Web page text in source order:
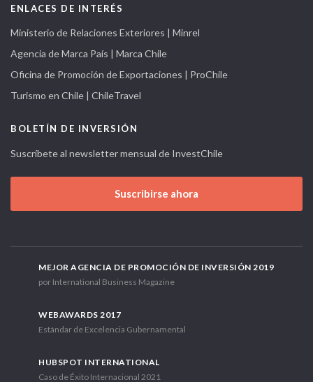
ENLACES DE INTERÉS
Ministerio de Relaciones Exteriores | Minrel
Agencia de Marca País | Marca Chile
Oficina de Promoción de Exportaciones | ProChile
Turismo en Chile | ChileTravel
BOLETÍN DE INVERSIÓN
Suscríbete al newsletter mensual de InvestChile
Suscribirse ahora
MEJOR AGENCIA DE PROMOCIÓN DE INVERSIÓN 2019
por International Business Magazine
WEBAWARDS 2017
Estándar de Excelencia Gubernamental
HUBSPOT INTERNATIONAL
Caso de Éxito Internacional 2021